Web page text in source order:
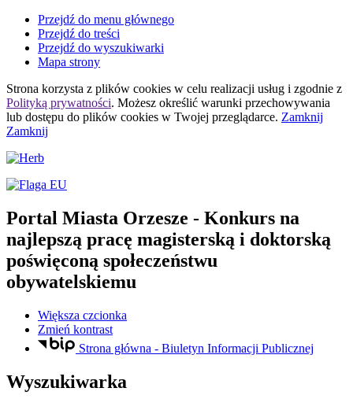
Przejdź do menu głównego
Przejdź do treści
Przejdź do wyszukiwarki
Mapa strony
Strona korzysta z plików cookies w celu realizacji usług i zgodnie z
Polityką prywatności. Możesz określić warunki przechowywania
lub dostępu do plików cookies w Twojej przeglądarce. Zamknij
Zamknij
Portal Miasta Orzesze - Konkurs na
najlepszą pracę magisterską i doktorską
poświęconą społeczeństwu
obywatelskiemu
Większa czcionka
Zmień kontrast
Strona główna - Biuletyn Informacji Publicznej
Wyszukiwarka